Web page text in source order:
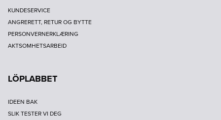
KUNDESERVICE
ANGRERETT, RETUR OG BYTTE
PERSONVERNERKLÆRING
AKTSOMHETSARBEID
LÖPLABBET
IDEEN BAK
SLIK TESTER VI DEG